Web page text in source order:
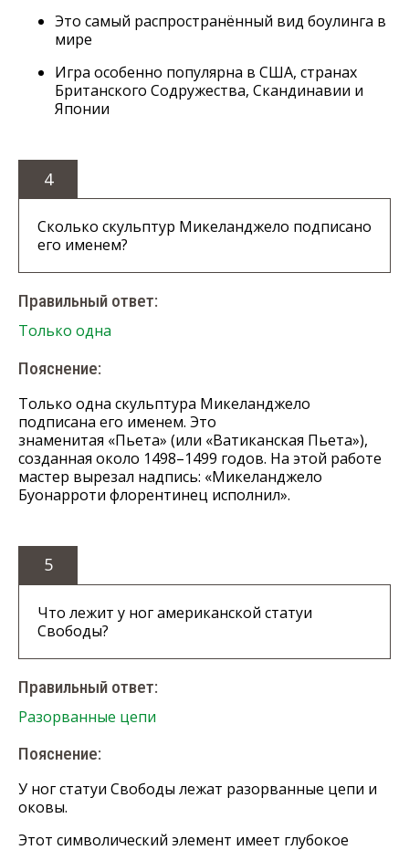
Это самый распространённый вид боулинга в
мире
Игра особенно популярна в США, странах
Британского Содружества, Скандинавии и
Японии
4
Сколько скульптур Микеланджело подписано
его именем?
Правильный ответ:
Только одна
Пояснение:
Только одна скульптура Микеланджело
подписана его именем. Это
знаменитая «Пьета» (или «Ватиканская Пьета»),
созданная около 1498–1499 годов. На этой работе
мастер вырезал надпись: «Микеланджело
Буонарроти флорентинец исполнил».
5
Что лежит у ног американской статуи
Свободы?
Правильный ответ:
Разорванные цепи
Пояснение:
У ног статуи Свободы лежат разорванные цепи и
оковы.
Этот символический элемент имеет глубокое